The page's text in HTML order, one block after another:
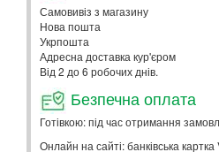
Самовивіз з магазину
Нова пошта
Укрпошта
Адресна доставка кур'єром
Від 2 до 6 робочих днів.
Безпечна оплата
Готівкою: під час отримання
Онлайн на сайті: банківська